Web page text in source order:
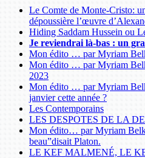
Le Comte de Monte-Cristo:
dépoussière l’œuvre
Hiding Saddam Hussein ou
Je reviendrai là-bas : un
Mon édito … par Myriam
Mon édito … par Myriam
2023
Mon édito … par Myriam
janvier cette année ?
Les Contemporains
LES DESPOTES DE LA
Mon édito… par Myriam
beau”disait Platon.
LE KEF MALMENÉ, LE